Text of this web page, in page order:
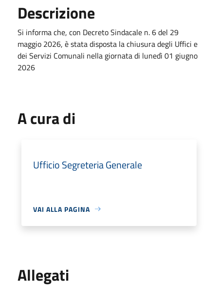
Descrizione
Si informa che, con Decreto Sindacale n. 6 del 29
maggio 2026, è stata disposta la chiusura degli Uffici e
dei Servizi Comunali nella giornata di lunedì 01 giugno
2026
A cura di
Ufficio Segreteria Generale
VAI ALLA PAGINA
Allegati